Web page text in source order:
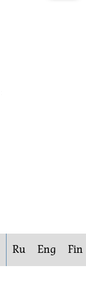
Ru Eng Fin